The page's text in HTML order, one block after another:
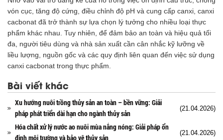
vón cục, tăng độ cứng, điều chỉnh độ pH và cung cấp canxi, canxi
cacbonat đã trở thành sự lựa chọn lý tưởng cho nhiều loại thực
phẩm khác nhau. Tuy nhiên, để đảm bảo an toàn và hiệu quả tối
đa, người tiêu dùng và nhà sản xuất cần cân nhắc kỹ lưỡng về
liều lượng, nguồn gốc và các quy định liên quan đến việc sử dụng
canxi cacbonat trong thực phẩm.
Bài viết khác
Xu hướng nuôi trồng thủy sản an toàn – bền vững: Giải
pháp phát triển dài hạn cho ngành thủy sản
(21.04.2026)
Hóa chất xử lý nước ao nuôi mùa nắng nóng: Giải pháp ổn
định môi trường và bảo vệ thủy sản
(21.04.2026)